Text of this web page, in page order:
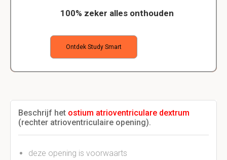
100% zeker alles onthouden
Ontdek Study Smart
Beschrijf het ostium atrioventriculare dextrum
(rechter atrioventriculaire opening).
deze opening is voorwaarts